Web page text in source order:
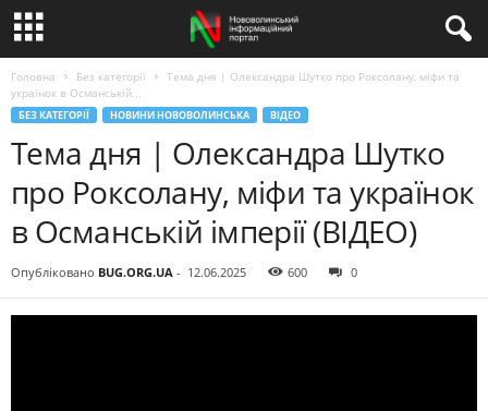
Головна Без категорії
Тема дня | Олександра Шутко про Роксолану, міфи та
українок в Османській...
БЕЗ КАТЕГОРІЇ НОВИНИ НОВОВОЛИНСЬКА ВІДЕО
Тема дня | Олександра Шутко
про Роксолану, міфи та українок
в Османській імперії (ВІДЕО)
Опубліковано BUG.ORG.UA - 12.06.2025 600 0